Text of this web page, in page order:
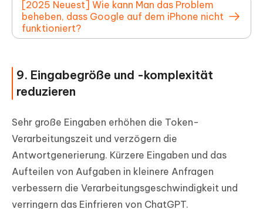
[2025 Neuest] Wie kann Man das Problem
beheben, dass Google auf dem iPhone nicht
funktioniert?
9. Eingabegröße und -komplexität
reduzieren
Sehr große Eingaben erhöhen die Token-
Verarbeitungszeit und verzögern die
Antwortgenerierung. Kürzere Eingaben und das
Aufteilen von Aufgaben in kleinere Anfragen
verbessern die Verarbeitungsgeschwindigkeit und
verringern das Einfrieren von ChatGPT.